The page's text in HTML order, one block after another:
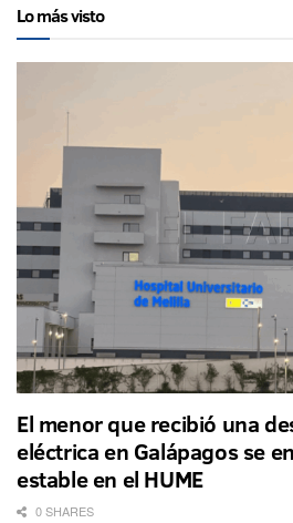
Lo más visto
El menor que recibió una
eléctrica en Galápagos se
estable en el HUME
0 SHARES